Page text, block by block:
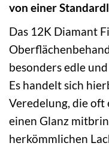
von einer
Das 12K Diamant
besonders edle
Es handelt sich
Veredelung, die
einen Glanz
herkömmlichen